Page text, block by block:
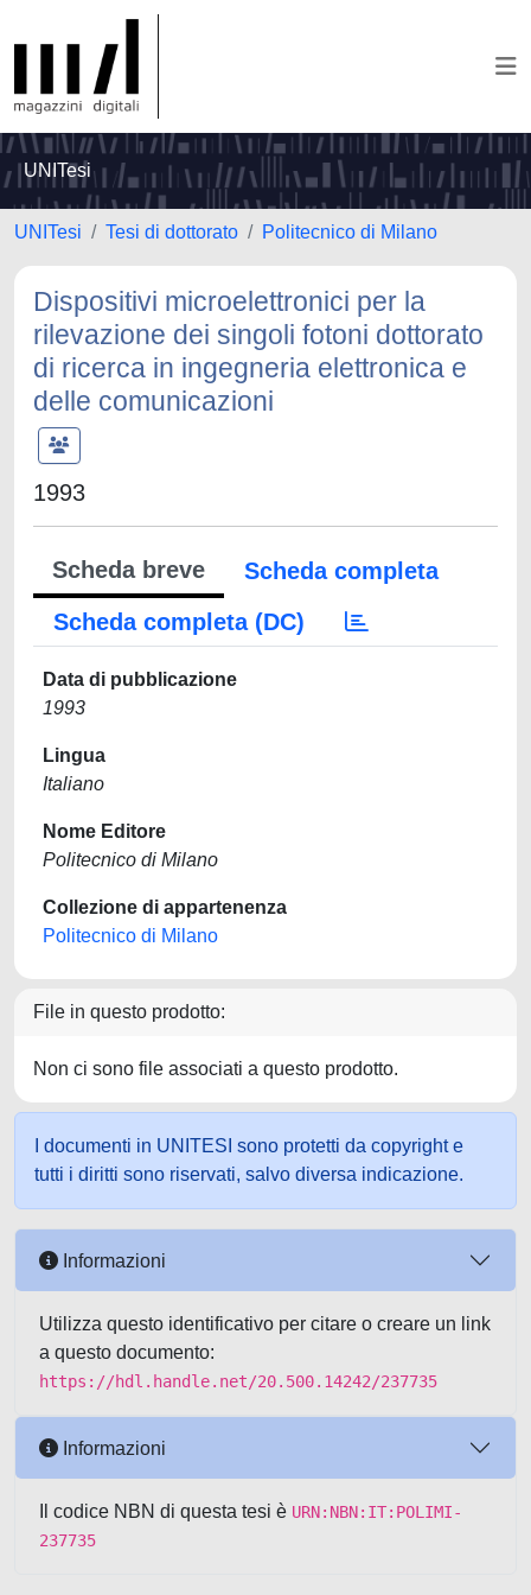
UNITesi
UNITesi Tesi di dottorato Politecnico di Milano
Dispositivi microelettronici per la
rilevazione dei singoli fotoni dottorato
di ricerca in ingegneria elettronica e
delle comunicazioni
1993
Scheda breve
Scheda completa
Scheda completa (DC)
Data di pubblicazione
1993
Lingua
Italiano
Nome Editore
Politecnico di Milano
Collezione di appartenenza
Politecnico di Milano
File in questo prodotto:
Non ci sono file associati a questo prodotto.
I documenti in UNITESI sono protetti da copyright e
tutti i diritti sono riservati, salvo diversa indicazione.
Informazioni
Utilizza questo identificativo per citare o creare un link
a questo documento:
https://hdl.handle.net/20.500.14242/237735
Informazioni
Il codice NBN di questa tesi è URN:NBN:IT:POLIMI-
237735